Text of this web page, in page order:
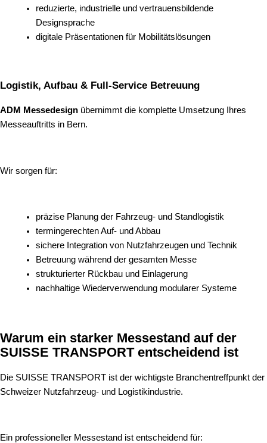
reduzierte, industrielle und vertrauensbildende
Designsprache
digitale Präsentationen für Mobilitätslösungen
Logistik, Aufbau & Full-Service Betreuung
ADM Messedesign übernimmt die komplette Umsetzung Ihres
Messeauftritts in Bern.
Wir sorgen für:
präzise Planung der Fahrzeug- und Standlogistik
termingerechten Auf- und Abbau
sichere Integration von Nutzfahrzeugen und Technik
Betreuung während der gesamten Messe
strukturierter Rückbau und Einlagerung
nachhaltige Wiederverwendung modularer Systeme
Warum ein starker Messestand auf der
SUISSE TRANSPORT entscheidend ist
Die SUISSE TRANSPORT ist der wichtigste Branchentreffpunkt der
Schweizer Nutzfahrzeug- und Logistikindustrie.
Ein professioneller Messestand ist entscheidend für: